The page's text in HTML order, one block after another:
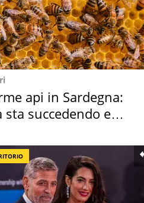
api in Sardegna:
sta succedendo e